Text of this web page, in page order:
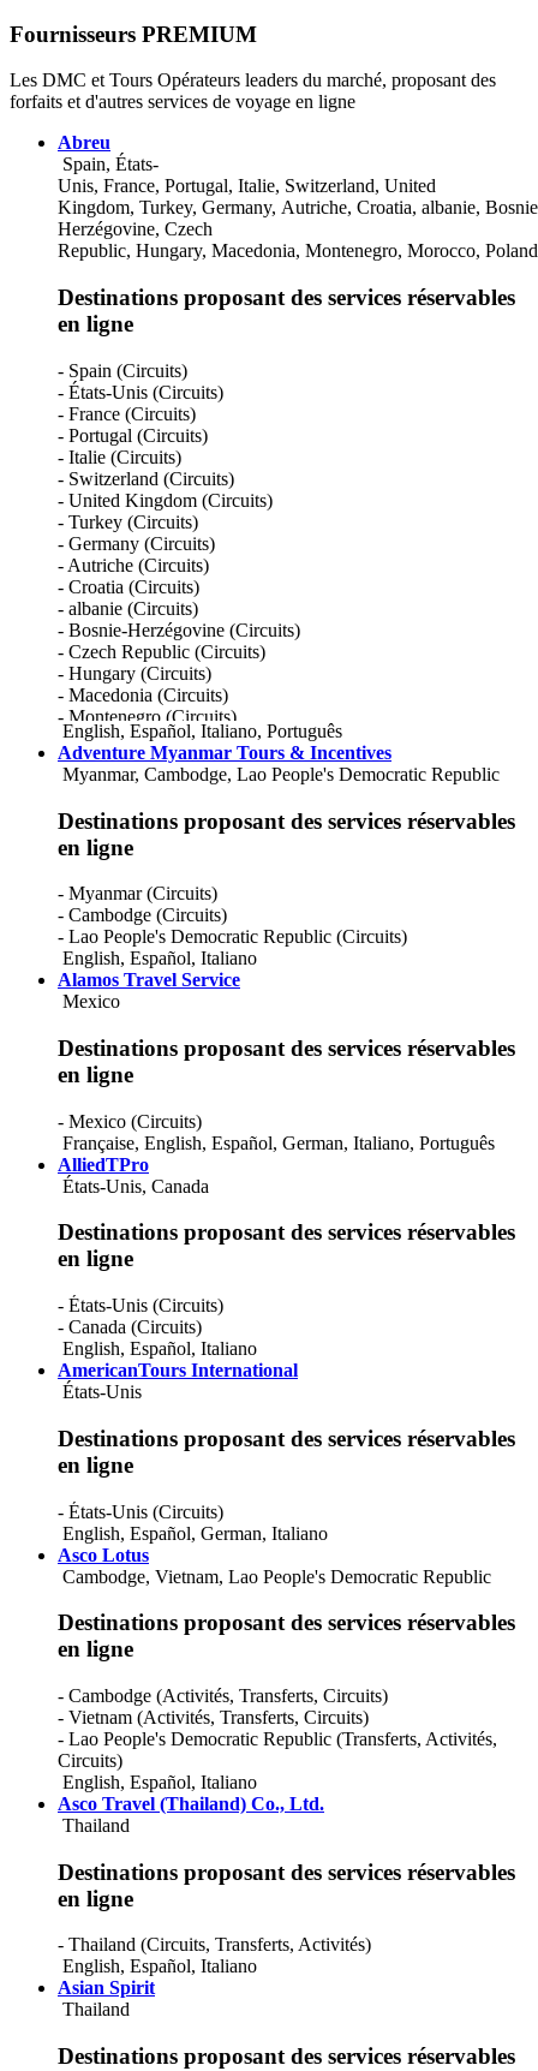
Belize
Bermudes
Bolivie
Bosnie-Herzégovine
Brunei Darussalam
Brésil
Bulgarie
Burkina Faso
Bélarus
Bénin
Cameroon
Canada
Caribbean Netherlands
Cayman Islands
Chile
China
Colombia
Comoros
Congo, Democratic Republic Of
Cook Islands
Costa Rica
Croatia
Cuba
Cyprus
Czech Republic
Denmark
Dominica
Dominican Republic
Ecuador
Egypt
El Salvador
Equatorial Guinea
Estonia
Ethiopia
Finland
France
French Guiana
French Polynesia
Gabon
Gambia
Germany
Ghana
Gibraltar
Grenada
Groenland
Guadeloupe
Guam
Guinea
Haiti
Honduras
Hong Kong
Hungary
Iceland
India
Indonesia
Iraq
Ireland
Israel
Jamaica
Japan
Jordan
Kazakhstan
Kuwait
Kyrgyzstan
Lao People's Democratic Republic
Latvia
Lebanon
Libya
Liechtenstein
Lithuania
Luxembourg
Macau
Macedonia
Madagascar
Malawi
Malaysia
Mali
Malta
Martinique
Mauritania
Mexico
Fournisseurs PREMIUM
Les DMC et Tours Opérateurs leaders du marché, proposant des
forfaits et d'autres services de voyage en ligne
Abreu
Spain, États-
Unis, France, Portugal, Italie, Switzerland, United
Kingdom, Turkey, Germany, Autriche, Croatia, albanie,
Herzégovine, Czech
Republic, Hungary, Macedonia, Montenegro, Morocco,
Destinations proposant des services réservables
en ligne
- Spain (Circuits)
- États-Unis (Circuits)
- France (Circuits)
- Portugal (Circuits)
- Italie (Circuits)
- Switzerland (Circuits)
- United Kingdom (Circuits)
- Turkey (Circuits)
- Germany (Circuits)
- Autriche (Circuits)
- Croatia (Circuits)
- albanie (Circuits)
- Bosnie-Herzégovine (Circuits)
- Czech Republic (Circuits)
- Hungary (Circuits)
- Macedonia (Circuits)
- Montenegro (Circuits)
- Morocco (Circuits)
- Poland (Circuits)
- Serbia (Circuits)
- Slovenia (Circuits)
English, Español, Italiano, Português
Adventure Myanmar Tours & Incentives
Myanmar, Cambodge, Lao People's Democratic Republic
Destinations proposant des services réservables
en ligne
- Myanmar (Circuits)
- Cambodge (Circuits)
- Lao People's Democratic Republic (Circuits)
English, Español, Italiano
Alamos Travel Service
Mexico
Destinations proposant des services réservables
en ligne
- Mexico (Circuits)
Française, English, Español, German, Italiano, Português
AlliedTPro
États-Unis, Canada
Destinations proposant des services réservables
en ligne
- États-Unis (Circuits)
- Canada (Circuits)
English, Español, Italiano
AmericanTours International
États-Unis
Destinations proposant des services réservables
en ligne
- États-Unis (Circuits)
English, Español, German, Italiano
Asco Lotus
Cambodge, Vietnam, Lao People's Democratic Republic
Destinations proposant des services réservables
en ligne
- Cambodge (Activités, Transferts, Circuits)
- Vietnam (Activités, Transferts, Circuits)
- Lao People's Democratic Republic (Transferts, Activités,
Circuits)
English, Español, Italiano
Asco Travel (Thailand) Co., Ltd.
Thailand
Destinations proposant des services réservables
en ligne
- Thailand (Circuits, Transferts, Activités)
English, Español, Italiano
Asian Spirit
Thailand
Destinations proposant des services réservables